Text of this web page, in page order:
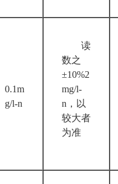
0.1m
g/l-n
读
数之
±10%2
mg/l-
n，以
较大者
为准